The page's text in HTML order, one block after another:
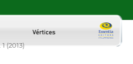
1 (2013)